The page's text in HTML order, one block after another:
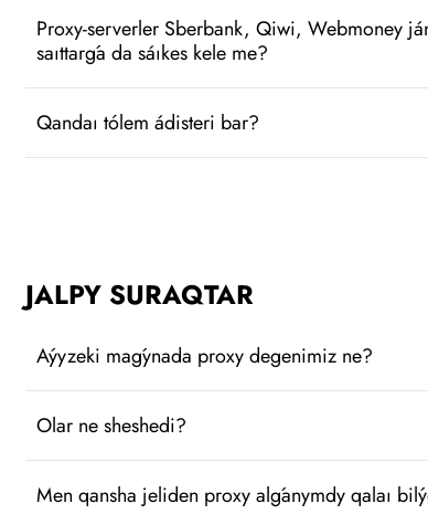
Proxy-serverler Sberbank, Qiwi, Webmoney
saıttarǵa da sáıkes kele me?
Qandaı tólem ádisteri bar?
JALPY SURAQTAR
Aýyzeki maǵynada proxy degenimiz ne?
Olar ne sheshedi?
Men qansha jeliden proxy alǵanymdy qalaı